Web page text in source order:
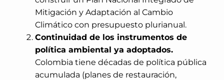
Mitigación y Adaptación al Cambio
Climático con presupuesto plurianual.
Continuidad de los instrumentos de
política ambiental ya adoptados.
Colombia tiene décadas de política pública
acumulada (planes de restauración,